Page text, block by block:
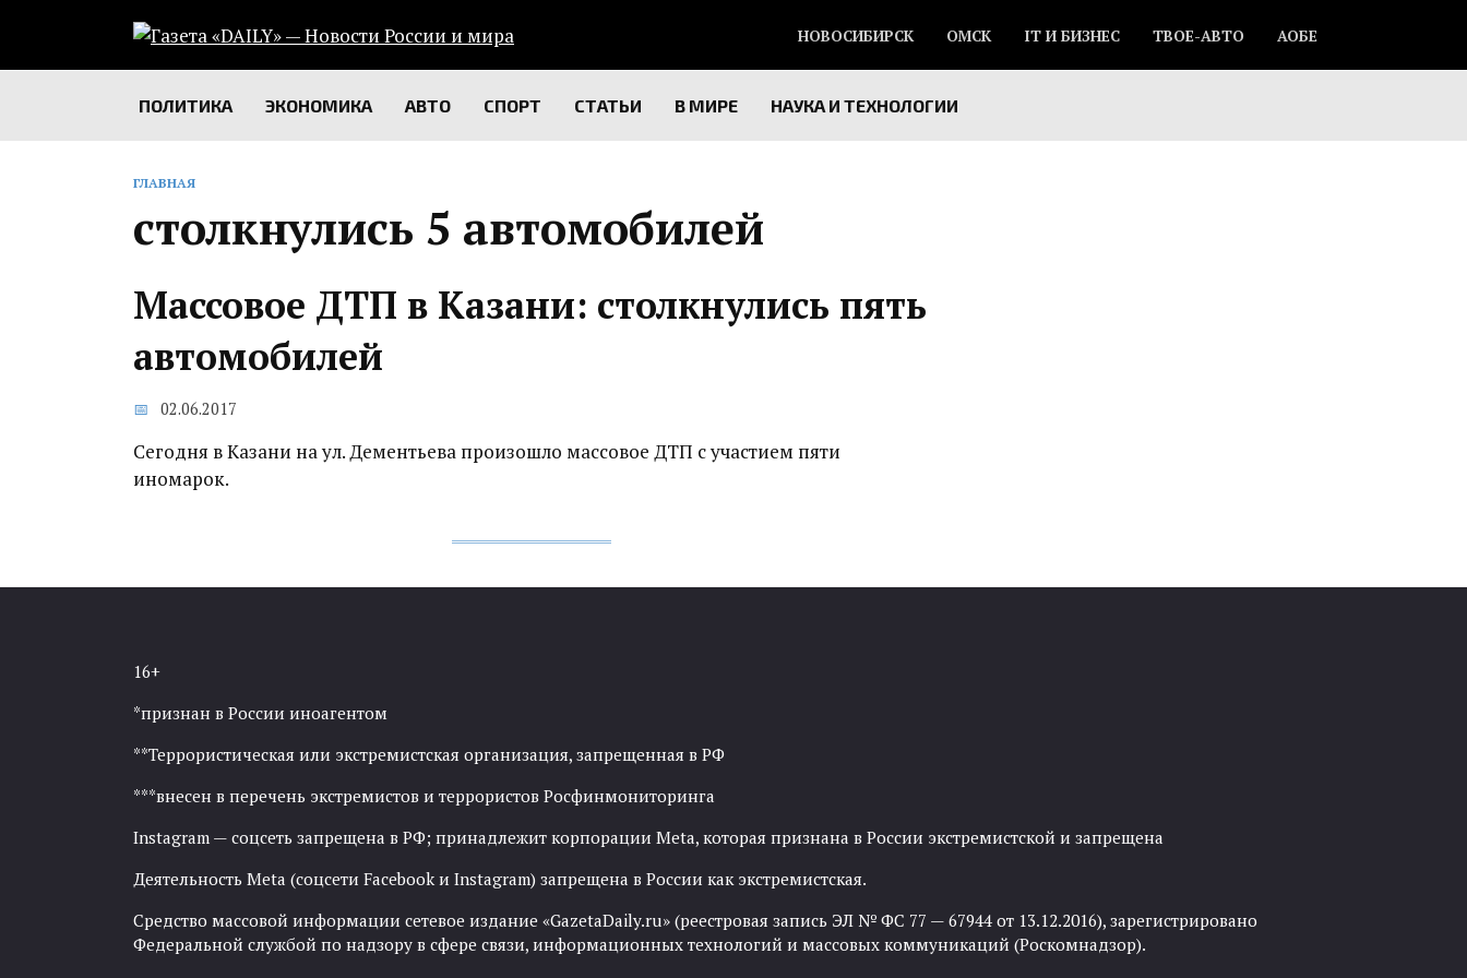
содержанию
НОВОСИБИРСК ОМСК IT И БИЗНЕС ТВОЕ-АВТО АОБЕ
ПОЛИТИКА ЭКОНОМИКА АВТО СПОРТ СТАТЬИ В МИРЕ НАУКА И ТЕХНОЛОГИИ
ГЛАВНАЯ
столкнулись 5 автомобилей
Массовое ДТП в Казани: столкнулись пять
автомобилей
02.06.2017
Сегодня в Казани на ул. Дементьева произошло массовое ДТП с участием пяти
иномарок.
16+
*признан в России иноагентом
**Террористическая или экстремистская организация, запрещенная в РФ
***внесен в перечень экстремистов и террористов Росфинмониторинга
Instagram — соцсеть запрещена в РФ; принадлежит корпорации Meta, которая признана в России экстремистской и запрещена
Деятельность Meta (соцсети Facebook и Instagram) запрещена в России как экстремистская.
Средство массовой информации сетевое издание «GazetaDaily.ru» (реестровая запись ЭЛ № ФС 77 — 67944 от 13.12.2016), зарегистрировано
Федеральной службой по надзору в сфере связи, информационных технологий и массовых коммуникаций (Роскомнадзор).